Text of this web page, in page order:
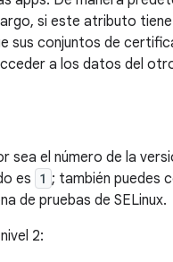
si este atributo
sus conjuntos de
a los datos del
el número de la
es 1 ; también puedes
de pruebas de SELinux.
2: